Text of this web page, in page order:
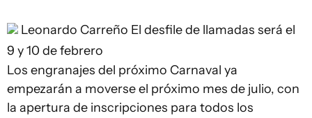
Leonardo Carreño El desfile de llamadas será el
9 y 10 de febrero
Los engranajes del próximo Carnaval ya
empezarán a moverse el próximo mes de julio, con
la apertura de inscripciones para todos los